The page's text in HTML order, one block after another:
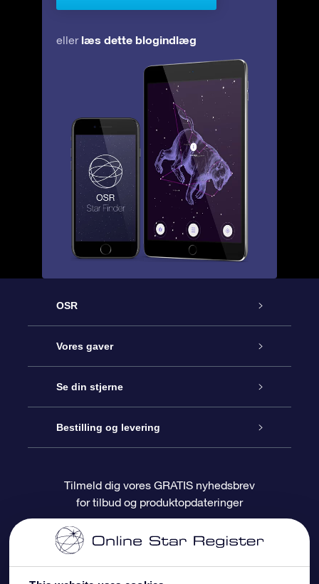
eller læs dette blogindlæg
OSR
Kundeservice
Kontakt os
Bloggen
Anmeldelser
Vores gaver
Online Stjernegave
OSR Gavepakke
OSR Gavekortet
Firmagaver
Se din stjerne
Star Register
Personliggjort Stjerneside
One Million Stars
Bestilling og levering
Betalingsinformation
Forsendelsesoplysninger
Tilmeld dig vores GRATIS nyhedsbrev
for tilbud og produktopdateringer